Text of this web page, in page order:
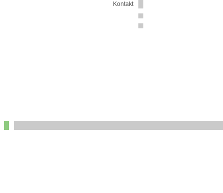
Kontakt